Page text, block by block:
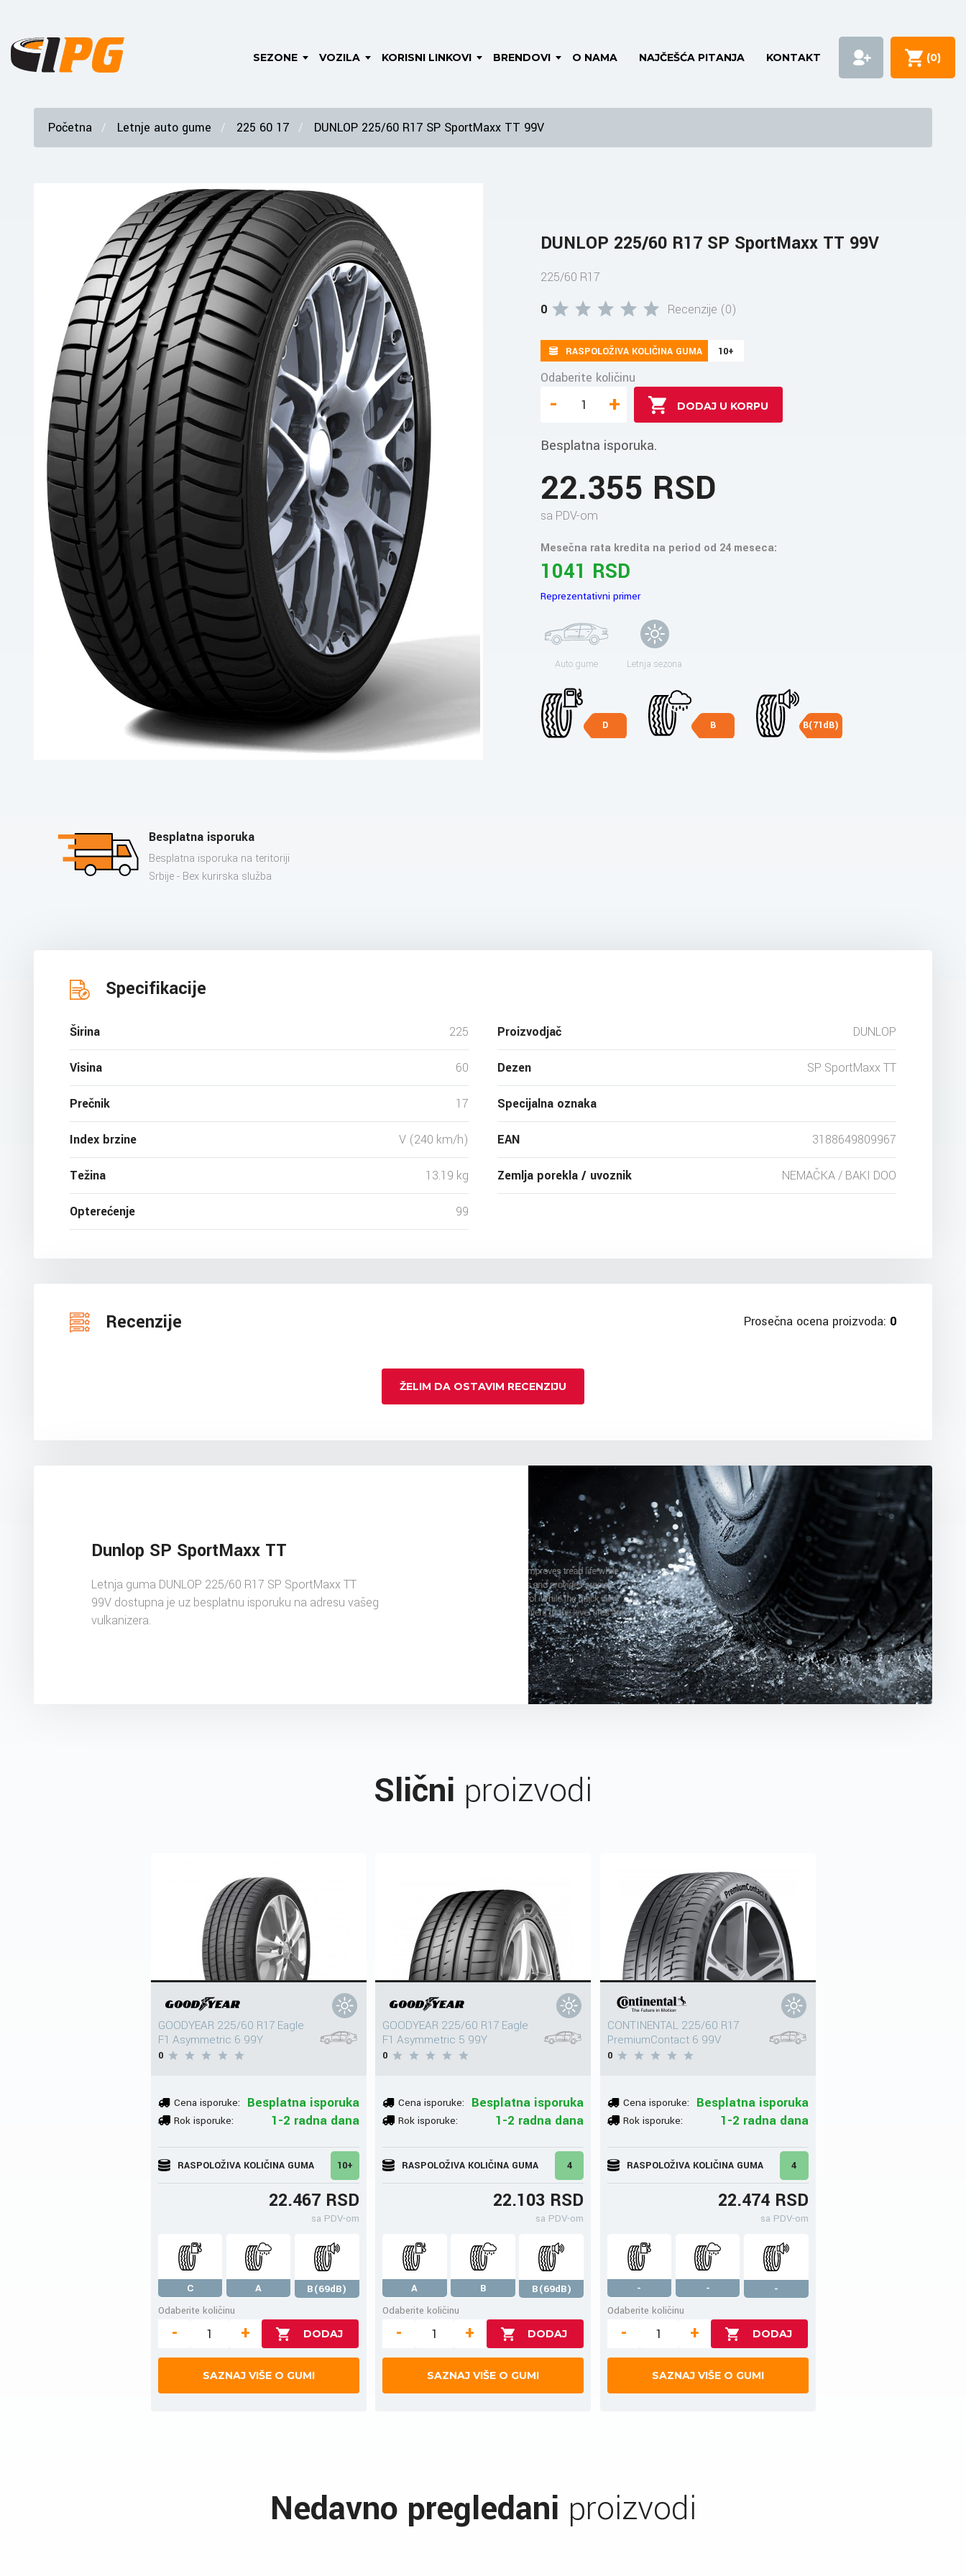
SEZONE VOZILA KORISNI LINKOVI BRENDOVI O NAMA NAJČEŠĆA PITANJA KONTAKT (0)
Početna Letnje auto gume 225 60 17 DUNLOP 225/60 R17 SP SportMaxx TT 99V
DUNLOP 225/60 R17 SP SportMaxx TT 99V
225/60 R17
0
Recenzije (0)
RASPOLOŽIVA KOLIČINA GUMA 10+
Odaberite količinu
- +
Besplatna isporuka.
22.355 RSD
sa PDV-om
Mesečna rata kredita na period od 24 meseca:
1041 RSD
Reprezentativni primer
Auto gume Letnja sezona
D B B(71dB)
Besplatna isporuka
Besplatna isporuka na teritoriji
Srbije - Bex kurirska služba
Specifikacije
Širina 225
Visina 60
Prečnik 17
Index brzine V (240 km/h)
Težina 13.19 kg
Opterećenje 99
Proizvodjač DUNLOP
Dezen SP SportMaxx TT
Specijalna oznaka
EAN 3188649809967
Zemlja porekla / uvoznik NEMAČKA / BAKI DOO
Recenzije Prosečna ocena proizvoda: 0
ŽELIM DA OSTAVIM RECENZIJU
Dunlop SP SportMaxx TT
Letnja guma DUNLOP 225/60 R17 SP SportMaxx TT
99V dostupna je uz besplatnu isporuku na adresu vašeg
vulkanizera.
Slični proizvodi
GOODYEAR 225/60 R17 Eagle
F1 Asymmetric 6 99Y
0
Cena isporuke: Besplatna isporuka
Rok isporuke: 1-2 radna dana
RASPOLOŽIVA KOLIČINA GUMA 10+
22.467 RSD
sa PDV-om
C A
B(69dB)
Odaberite količinu
- +
SAZNAJ VIŠE O GUMI
GOODYEAR 225/60 R17 Eagle
F1 Asymmetric 5 99Y
0
Cena isporuke: Besplatna isporuka
Rok isporuke: 1-2 radna dana
RASPOLOŽIVA KOLIČINA GUMA 4
22.103 RSD
sa PDV-om
A B
B(69dB)
Odaberite količinu
- +
SAZNAJ VIŠE O GUMI
CONTINENTAL 225/60 R17
PremiumContact 6 99V
0
Cena isporuke: Besplatna isporuka
Rok isporuke: 1-2 radna dana
RASPOLOŽIVA KOLIČINA GUMA 4
22.474 RSD
sa PDV-om
- -
-
Odaberite količinu
- +
SAZNAJ VIŠE O GUMI
Nedavno pregledani proizvodi